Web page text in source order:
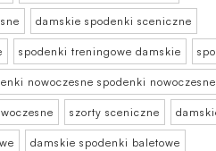
damskie spodenki sceniczne
spodenki treningowe damskie
nowoczesne spodenki nowoczesne
szorty sceniczne
damskie spodenki baletowe